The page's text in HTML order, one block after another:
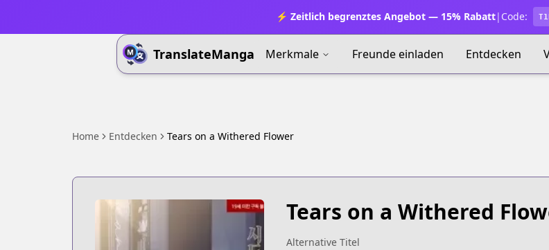
⚡ Zeitlich begrenztes Angebot — 15% Rabatt| Code:
TranslateManga Merkmale Freunde einladen Entdecken
Home Entdecken Tears on a Withered Flower
Tears on a Withered
Alternative Titel